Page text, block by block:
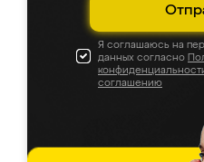
Я соглашаюсь на
данных согласно
соглашению